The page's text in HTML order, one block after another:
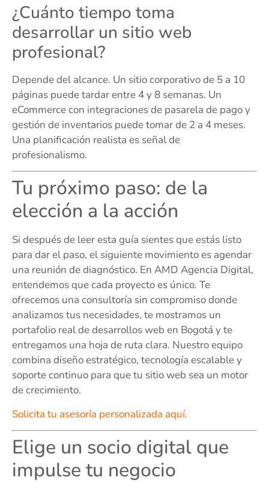
¿Cuánto tiempo toma
desarrollar un sitio web
profesional?
Depende del alcance. Un sitio corporativo de 5 a 10
páginas puede tardar entre 4 y 8 semanas. Un
eCommerce con integraciones de pasarela de pago y
gestión de inventarios puede tomar de 2 a 4 meses.
Una planificación realista es señal de
profesionalismo.
Tu próximo paso: de la
elección a la acción
Si después de leer esta guía sientes que estás listo
para dar el paso, el siguiente movimiento es agendar
una reunión de diagnóstico. En AMD Agencia Digital,
entendemos que cada proyecto es único. Te
ofrecemos una consultoría sin compromiso donde
analizamos tus necesidades, te mostramos un
portafolio real de desarrollos web en Bogotá y te
entregamos una hoja de ruta clara. Nuestro equipo
combina diseño estratégico, tecnología escalable y
soporte continuo para que tu sitio web sea un motor
de crecimiento.
Solicita tu asesoría personalizada aquí.
Elige un socio digital que
impulse tu negocio